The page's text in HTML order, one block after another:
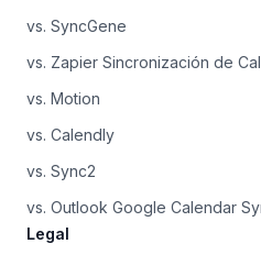
vs. SyncGene
vs. Zapier Sincronización de
vs. Motion
vs. Calendly
vs. Sync2
vs. Outlook Google Calendar
Legal